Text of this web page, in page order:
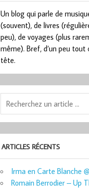
Un blog qui parle de
(souvent), de livres
peu), de voyages (plus
même). Bref, d’un peu
tête.
ARTICLES RÉCENTS
Irma en Carte Blanche
Romain Berrodier – Up